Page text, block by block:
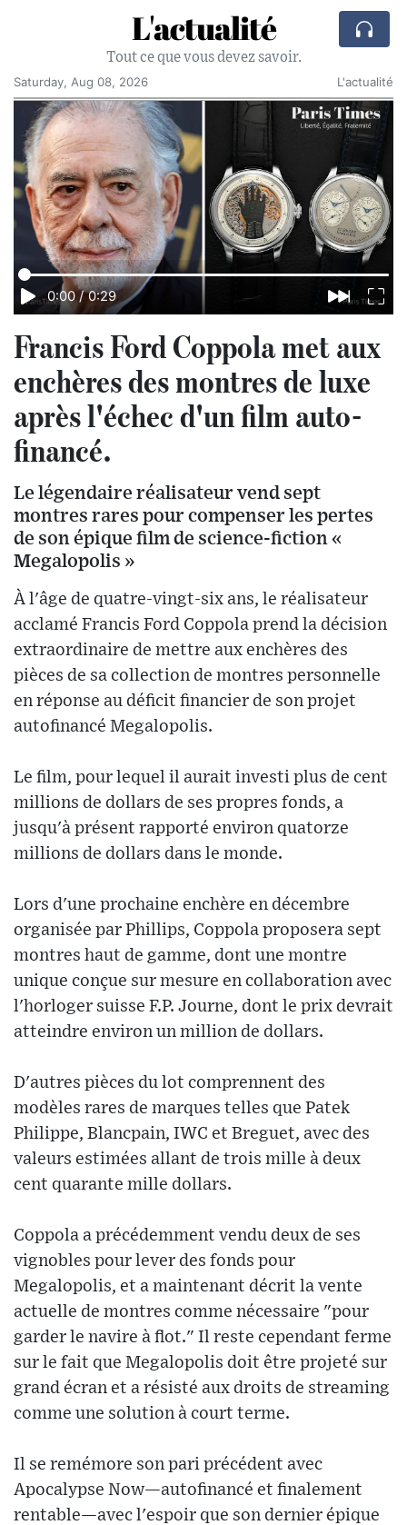
L'actualité
Tout ce que vous devez savoir.
Saturday, Aug 08, 2026
L'actualité
0:00 / 0:29
Francis Ford Coppola met aux
enchères des montres de luxe
après l'échec d'un film auto-
financé.
Le légendaire réalisateur vend sept
montres rares pour compenser les pertes
de son épique film de science-fiction «
Megalopolis »
À l'âge de quatre-vingt-six ans, le réalisateur
acclamé Francis Ford Coppola prend la décision
extraordinaire de mettre aux enchères des
pièces de sa collection de montres personnelle
en réponse au déficit financier de son projet
autofinancé Megalopolis.
Le film, pour lequel il aurait investi plus de cent
millions de dollars de ses propres fonds, a
jusqu'à présent rapporté environ quatorze
millions de dollars dans le monde.
Lors d'une prochaine enchère en décembre
organisée par Phillips, Coppola proposera sept
montres haut de gamme, dont une montre
unique conçue sur mesure en collaboration avec
l'horloger suisse F.P. Journe, dont le prix devrait
atteindre environ un million de dollars.
D'autres pièces du lot comprennent des
modèles rares de marques telles que Patek
Philippe, Blancpain, IWC et Breguet, avec des
valeurs estimées allant de trois mille à deux
cent quarante mille dollars.
Coppola a précédemment vendu deux de ses
vignobles pour lever des fonds pour
Megalopolis, et a maintenant décrit la vente
actuelle de montres comme nécessaire "pour
garder le navire à flot." Il reste cependant ferme
sur le fait que Megalopolis doit être projeté sur
grand écran et a résisté aux droits de streaming
comme une solution à court terme.
Il se remémore son pari précédent avec
Apocalypse Now—autofinancé et finalement
rentable—avec l'espoir que son dernier épique